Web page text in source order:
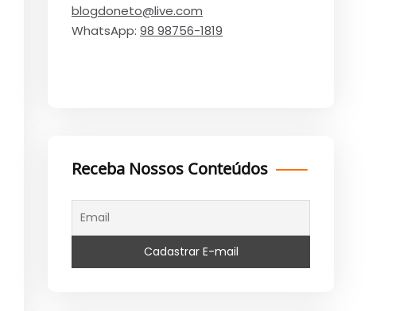
blogdoneto@live.com
WhatsApp: 98 98756-1819
Receba Nossos Conteúdos